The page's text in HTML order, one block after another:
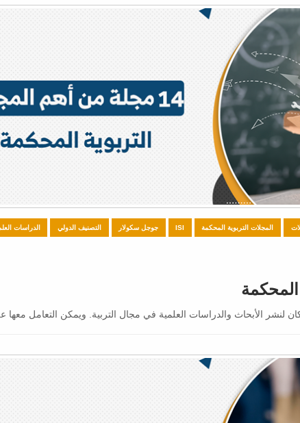
المجلات التربوية المحكمة ISI جوجل سكولار التصنيف الدولي الدراسات
الأبحاث والدراسات العلمية في مجال التربية. ويمكن التعامل معها